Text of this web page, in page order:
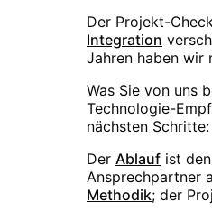
Der Projekt-
Integration
Jahren haben wir
Was Sie von uns
Technologie-
nächsten
Der Ablauf ist
Ansprechpartner
Methodik; der